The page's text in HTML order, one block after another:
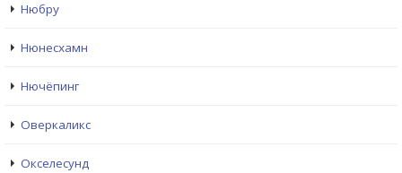
Нюбру
Нюнесхамн
Нючёпинг
Оверкаликс
Окселесунд